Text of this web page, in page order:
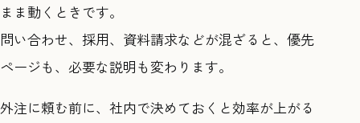
まま動くときです。
問い合わせ、採用、資料請求などが混ざると、優先
ページも、必要な説明も変わります。
外注に頼む前に、社内で決めておくと効率が上がる